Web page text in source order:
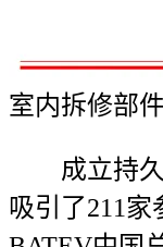
室内拆修部件
成立持久
吸引了211家